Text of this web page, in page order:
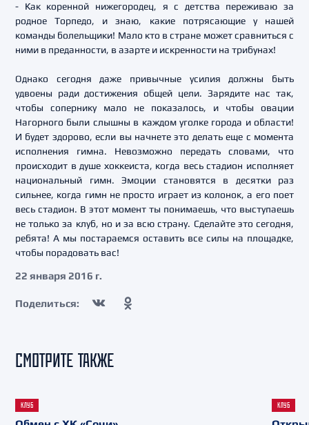
- Как коренной нижегородец, я с детства переживаю за
родное Торпедо, и знаю, какие потрясающие у нашей
команды болельщики! Мало кто в стране может сравниться с
ними в преданности, в азарте и искренности на трибунах!
Однако сегодня даже привычные усилия должны быть
удвоены ради достижения общей цели. Зарядите нас так,
чтобы сопернику мало не показалось, и чтобы овации
Нагорного были слышны в каждом уголке города и области!
И будет здорово, если вы начнете это делать еще с момента
исполнения гимна. Невозможно передать словами, что
происходит в душе хоккеиста, когда весь стадион исполняет
национальный гимн. Эмоции становятся в десятки раз
сильнее, когда гимн не просто играет из колонок, а его поет
весь стадион. В этот момент ты понимаешь, что выступаешь
не только за клуб, но и за всю страну. Сделайте это сегодня,
ребята! А мы постараемся оставить все силы на площадке,
чтобы порадовать вас!
22 января 2016 г.
Поделиться:
СМОТРИТЕ ТАКЖЕ
КЛУБ КЛУБ